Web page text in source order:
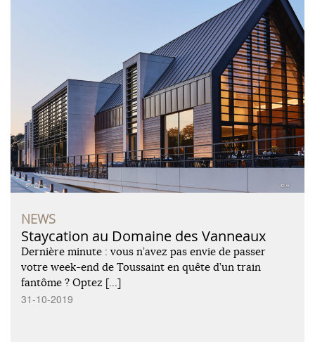
NEWS
Staycation au Domaine des Vanneaux
Dernière minute : vous n’avez pas envie de passer
votre week-end de Toussaint en quête d’un train
fantôme ? Optez […]
31-10-2019